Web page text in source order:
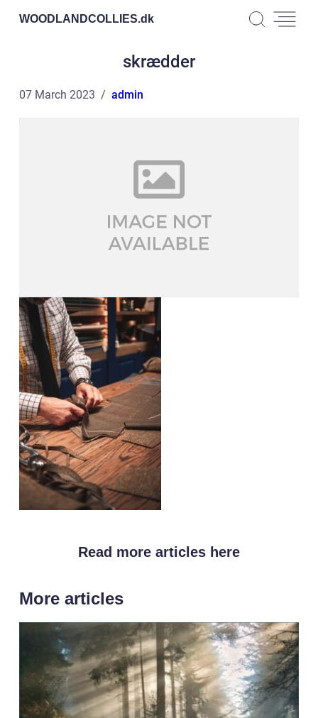
WOODLANDCOLLIES.dk
skrædder
07 March 2023 admin
Read more articles here
More articles